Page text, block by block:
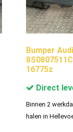
Bumper
16775z
Direct
Binnen 2
halen in